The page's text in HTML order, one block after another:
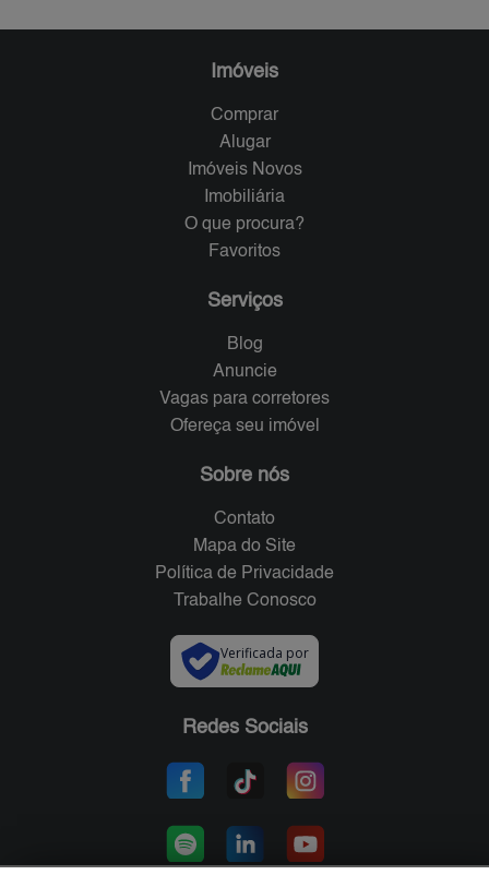
Imóveis
Comprar
Alugar
Imóveis Novos
Imobiliária
O que procura?
Favoritos
Serviços
Blog
Anuncie
Vagas para corretores
Ofereça seu imóvel
Sobre nós
Contato
Mapa do Site
Política de Privacidade
Trabalhe Conosco
Verificada por
Redes Sociais